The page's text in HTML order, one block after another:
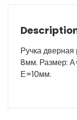
Ручка дверная
8мм. Размер:
Е=10мм.